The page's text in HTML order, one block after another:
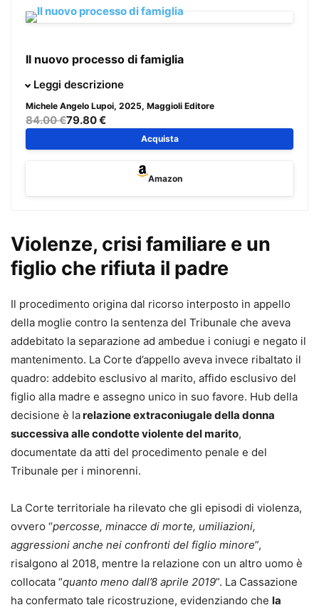
Il nuovo processo di famiglia
La riforma del processo di famiglia ad opera della c.d.
tutelare i diritti delle persone e le relazioni familiari, in
particolare in occasione di crisi matrimoniali e genitoriali.
Questo volume offre agli avvocati e a tutti gli operatori del
settore uno strumento completo e operativo per orientarsi
definitivi, fino alle fasi esecutive, l’opera analizza in modo
chiaro e aggiornato ogni passaggio del processo di
famiglia, integrando riferimenti normativi, orientamenti
giurisprudenziali e indicazioni di prassi, senza perdere di
vista le più autorevoli espressioni della dottrina.
L’analisi si sviluppa dai presupposti del processo
(giurisdizione e competenza) per giungere sino al
riconoscimento e all’esecuzione dei provvedimenti
stranieri nel nostro paese (un profilo di sempre
maggiore rilevanza nell’esperienza pratica). Notevole
attenzione è dedicata ai profili difensivi, al contenuto
degli atti e alle strategie processuali, con
l’approfondimento delle criticità operative emerse dopo la
Un testo pensato per chi, nella pratica quotidiana, cerca
risposte argomentate alle questioni più rilevanti in
materia.
Michele Angelo Lupoi
Avvocato del Foro di Bologna e Professore ordinario di
Leggi descrizione
Michele Angelo Lupoi, 2025, Maggioli Editore
84.00 €79.80 €
Acquista
Amazon
Violenze, crisi familiare e un
figlio che rifiuta il padre
Il procedimento origina dal ricorso interposto in appello
della moglie contro la sentenza del Tribunale che aveva
addebitato la separazione ad ambedue i coniugi e negato il
mantenimento. La Corte d’appello aveva invece ribaltato il
quadro: addebito esclusivo al marito, affido esclusivo del
figlio alla madre e assegno unico in suo favore. Hub della
decisione è larelazione extraconiugale della donna
successiva alle condotte violente del marito,
documentate da atti del procedimento penale e del
Tribunale per i minorenni.
La Corte territoriale ha rilevato che gli episodi di violenza,
ovvero “percosse, minacce di morte, umiliazioni,
aggressioni anche nei confronti del figlio minore”,
risalgono al 2018, mentre la relazione con un altro uomo è
collocata “quanto meno dall’8 aprile 2019”. La Cassazione
ha confermato tale ricostruzione, evidenziando che la